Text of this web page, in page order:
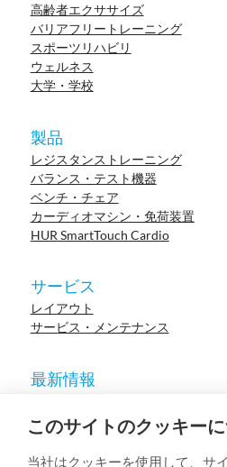
このサイトのクッキー
当社はクッキーを使用して、サ
高齢者エクササイズ
バリアフリートレーニング
スポーツリハビリ
ウェルネス
大学・学校
製品
レジスタンストレーニング
バランス・テスト機器
ベンチ・チェア
カーディオマシン・免荷装置
HUR SmartTouch Cardio
サービス
レイアウト
サービス・メンテナンス
最新情報
参考施設
イベント
ウェビナー